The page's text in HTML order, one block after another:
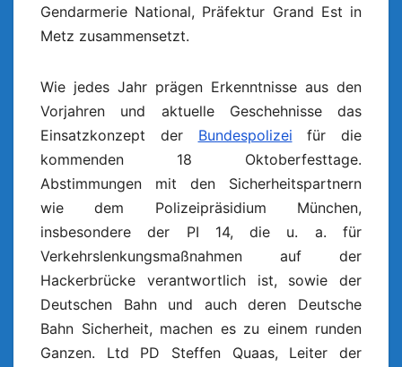
Gendarmerie National, Präfektur Grand Est in
Metz zusammensetzt.
Wie jedes Jahr prägen Erkenntnisse aus den
Vorjahren und aktuelle Geschehnisse das
Einsatzkonzept der Bundespolizei für die
kommenden 18 Oktoberfesttage.
Abstimmungen mit den Sicherheitspartnern
wie dem Polizeipräsidium München,
insbesondere der PI 14, die u. a. für
Verkehrslenkungsmaßnahmen auf der
Hackerbrücke verantwortlich ist, sowie der
Deutschen Bahn und auch deren Deutsche
Bahn Sicherheit, machen es zu einem runden
Ganzen. Ltd PD Steffen Quaas, Leiter der